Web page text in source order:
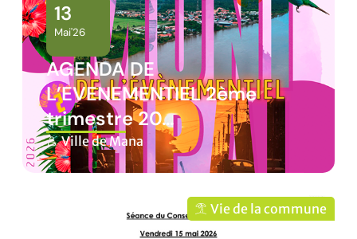
13
Mai'26
AGENDA DE
L’EVENEMENTIEL 2ème
trimestre 20…
Ville de Mana
Vie de la commune